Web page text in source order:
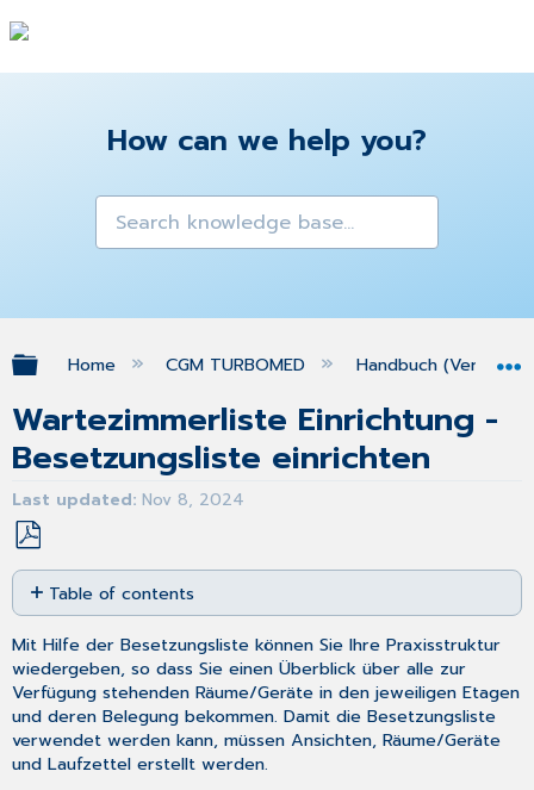
How can we help you?
Expand/collapse global hierarchy
Home CGM TURBOMED Handbuch (Version
Wartezimmerliste Einrichtung -
Besetzungsliste einrichten
Last updated Nov 8, 2024
Save
as
PDF
Table of contents
No
headers
Mit Hilfe der Besetzungsliste können Sie Ihre Praxisstruktur
wiedergeben, so dass Sie einen Überblick über alle zur
Verfügung stehenden Räume/Geräte in den jeweiligen Etagen
und deren Belegung bekommen. Damit die Besetzungsliste
verwendet werden kann, müssen Ansichten, Räume/Geräte
und Laufzettel erstellt werden.